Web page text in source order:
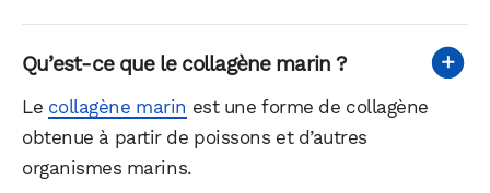
Qu’est-ce que le collagène marin ?
Le collagène marin est une forme de collagène
obtenue à partir de poissons et d’autres
organismes marins.